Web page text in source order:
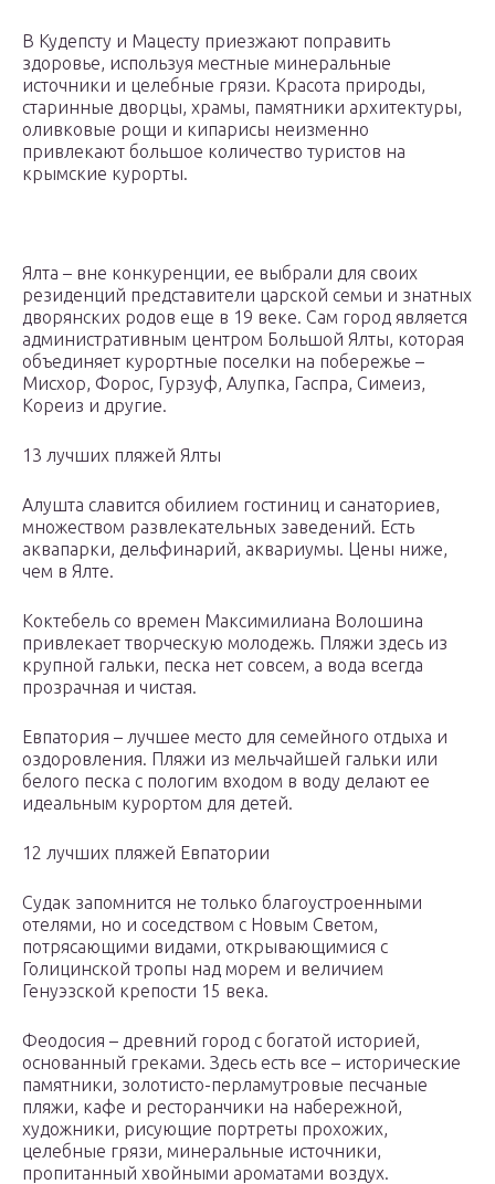
В Кудепсту и Мацесту приезжают поправить
здоровье, используя местные минеральные
источники и целебные грязи. Красота природы,
старинные дворцы, храмы, памятники архитектуры,
оливковые рощи и кипарисы неизменно
привлекают большое количество туристов на
крымские курорты.
Ялта – вне конкуренции, ее выбрали для своих
резиденций представители царской семьи и знатных
дворянских родов еще в 19 веке. Сам город является
административным центром Большой Ялты, которая
объединяет курортные поселки на побережье –
Мисхор, Форос, Гурзуф, Алупка, Гаспра, Симеиз,
Кореиз и другие.
13 лучших пляжей Ялты
Алушта славится обилием гостиниц и санаториев,
множеством развлекательных заведений. Есть
аквапарки, дельфинарий, аквариумы. Цены ниже,
чем в Ялте.
Коктебель со времен Максимилиана Волошина
привлекает творческую молодежь. Пляжи здесь из
крупной гальки, песка нет совсем, а вода всегда
прозрачная и чистая.
Евпатория – лучшее место для семейного отдыха и
оздоровления. Пляжи из мельчайшей гальки или
белого песка с пологим входом в воду делают ее
идеальным курортом для детей.
12 лучших пляжей Евпатории
Судак запомнится не только благоустроенными
отелями, но и соседством с Новым Светом,
потрясающими видами, открывающимися с
Голицинской тропы над морем и величием
Генуэзской крепости 15 века.
Феодосия – древний город с богатой историей,
основанный греками. Здесь есть все – исторические
памятники, золотисто-перламутровые песчаные
пляжи, кафе и ресторанчики на набережной,
художники, рисующие портреты прохожих,
целебные грязи, минеральные источники,
пропитанный хвойными ароматами воздух.